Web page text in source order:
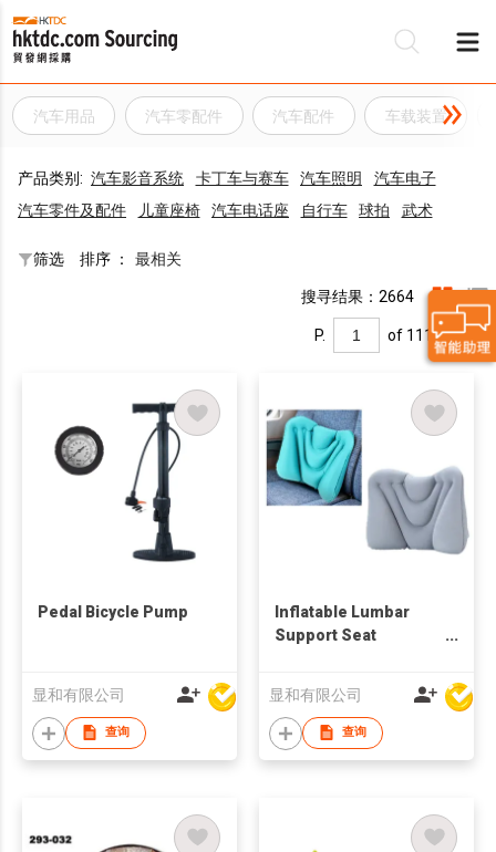
汽车用品 汽车零配件 汽车配件 车载装置
产品类别: 汽车影音系统 卡丁车与赛车 汽车照明
汽车电子
汽车零件及配件
儿童座椅 汽车电话座 自行车 球拍 武术
筛选 排序 ： 最相关
搜寻结果：2664
P. of 111
Pedal Bicycle Pump
显和有限公司
查询
Inflatable Lumbar
Support Seat
显和有限公司
查询